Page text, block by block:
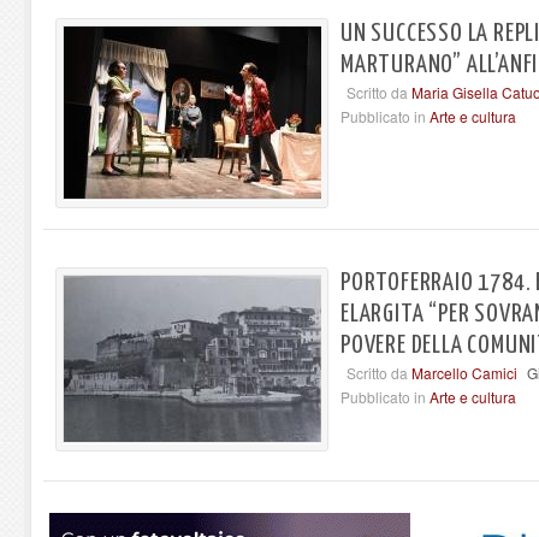
UN SUCCESSO LA
MARTURANO”
Scritto da Maria Gisella
Pubblicato in Arte e cultura
PORTOFERRAIO 1784.
ELARGITA “PER
POVERE DELLA
Scritto da Marcello Camici
Pubblicato in Arte e cultura